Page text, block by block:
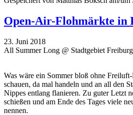
Open-Air-Flohmärkte in
23. Juni 2018
All Summer Long @ Stadtgebiet Freiburg
Was wäre ein Sommer bloß ohne
schauen, da mal handeln und an all den
Nippes entlang flanieren. Zu guter Letzt
schießen und am Ende des Tages viele
nennen.